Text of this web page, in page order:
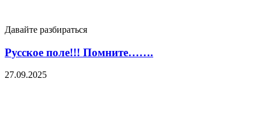
Давайте разбираться
Русское поле!!! Помните…….
27.09.2025